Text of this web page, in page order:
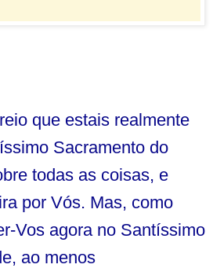
que estais realmente
Sacramento do
todas as coisas, e
por Vós. Mas, como
Vos agora no Santíssimo
ao menos